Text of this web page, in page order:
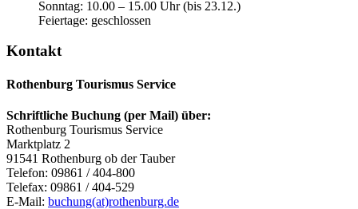
Sonntag: 10.00 – 15.00 Uhr (bis 23.12.)
Feiertage: geschlossen
Kontakt
Rothenburg Tourismus Service
Schriftliche Buchung (per Mail) über:
Rothenburg Tourismus Service
Marktplatz 2
91541 Rothenburg ob der Tauber
Telefon: 09861 / 404-800
Telefax: 09861 / 404-529
E-Mail: buchung(at)rothenburg.de